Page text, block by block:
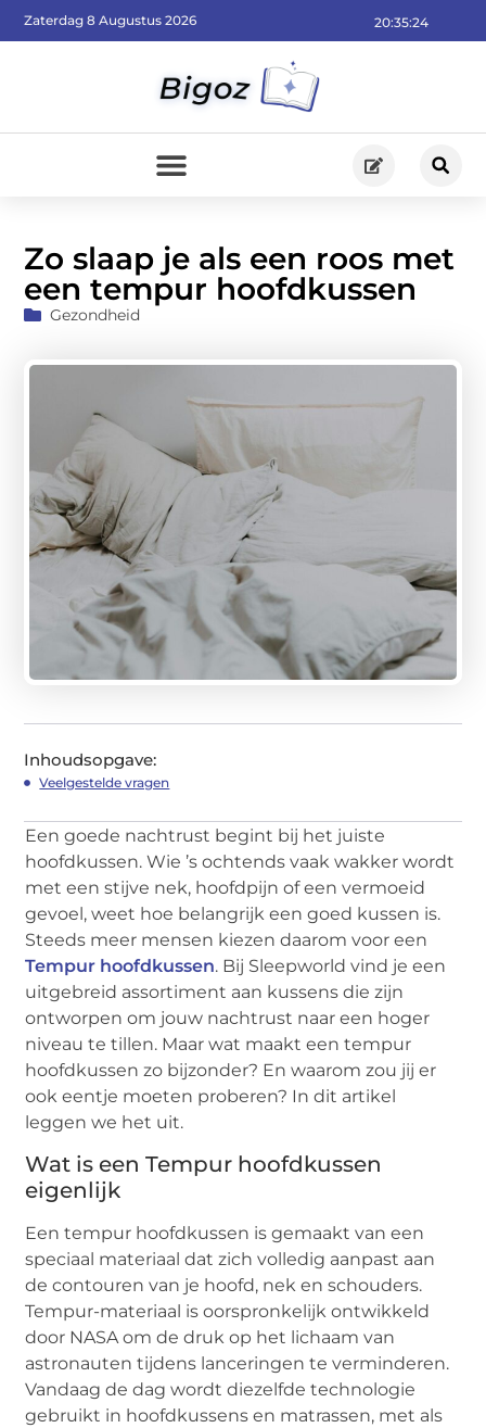
20:35:26
Zaterdag 8 Augustus 2026
Zo slaap je als een roos met
een tempur hoofdkussen
Gezondheid
Inhoudsopgave:
Veelgestelde vragen
Een goede nachtrust begint bij het juiste
hoofdkussen. Wie ’s ochtends vaak wakker wordt
met een stijve nek, hoofdpijn of een vermoeid
gevoel, weet hoe belangrijk een goed kussen is.
Steeds meer mensen kiezen daarom voor een
Tempur hoofdkussen. Bij Sleepworld vind je een
uitgebreid assortiment aan kussens die zijn
ontworpen om jouw nachtrust naar een hoger
niveau te tillen. Maar wat maakt een tempur
hoofdkussen zo bijzonder? En waarom zou jij er
ook eentje moeten proberen? In dit artikel
leggen we het uit.
Wat is een Tempur hoofdkussen
eigenlijk
Een tempur hoofdkussen is gemaakt van een
speciaal materiaal dat zich volledig aanpast aan
de contouren van je hoofd, nek en schouders.
Tempur-materiaal is oorspronkelijk ontwikkeld
door NASA om de druk op het lichaam van
astronauten tijdens lanceringen te verminderen.
Vandaag de dag wordt diezelfde technologie
gebruikt in hoofdkussens en matrassen, met als